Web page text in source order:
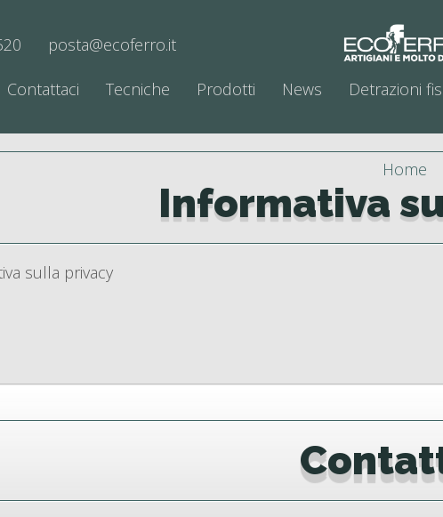
posta@ecoferro.it
Contattaci Tecniche Prodotti News Detrazioni
Home
Informativa
sulla privacy